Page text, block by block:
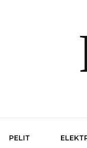
PELIT